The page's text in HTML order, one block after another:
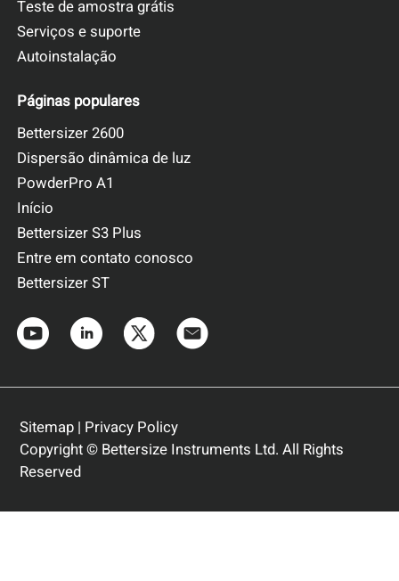
Teste de amostra grátis
Serviços e suporte
Autoinstalação
Páginas populares
Bettersizer 2600
Dispersão dinâmica de luz
PowderPro A1
Início
Bettersizer S3 Plus
Entre em contato conosco
Bettersizer ST
Sitemap| Privacy Policy
Copyright © Bettersize Instruments Ltd. All Rights
Reserved